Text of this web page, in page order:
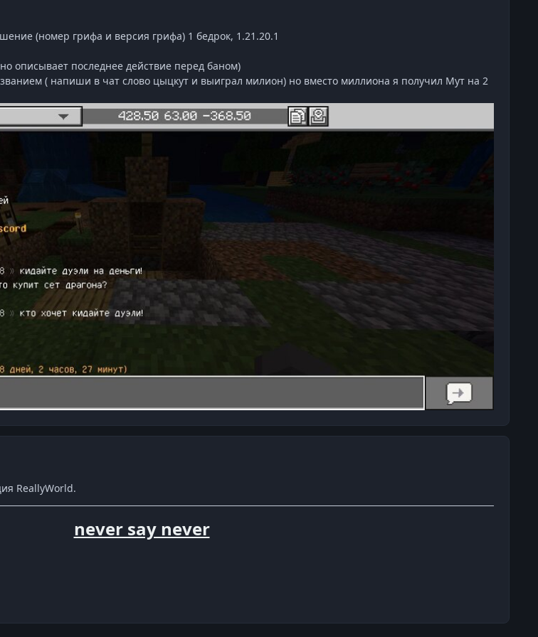
(номер грифа и версия грифа) 1 бедрок, 1.21.20.1
описывает последнее действие перед баном)
( напиши в чат слово цыцкут и выиграл милион) но вместо миллиона я получил Мут на 2
ReallyWorld.
never say never